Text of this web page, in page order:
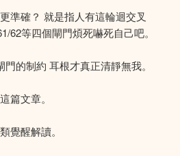
準確？ 就是指人有這輪迴交叉
62等四個閘門煩死嚇死自己吧。
的制約 耳根才真正清靜無我。
篇文章。
覺醒解讀。